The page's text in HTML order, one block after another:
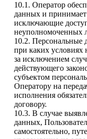
10.1. Оператор
данных и
исключающие
неуполномоченных
10.2. Персональные
при каких условиях
за исключением
действующего
субъектом
Оператору на
исполнения
договору.
10.3. В случае
данных,
самостоятельно,